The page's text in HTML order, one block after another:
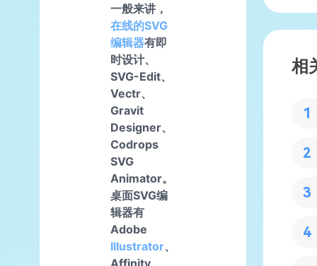
一般来讲，
在线的SVG
编辑器有即
时设计、
SVG-Edit、
Vectr、
Gravit
Designer、
Codrops
SVG
Animator。
桌面SVG编
辑器有
Adobe
Illustrator、
Affinity
相